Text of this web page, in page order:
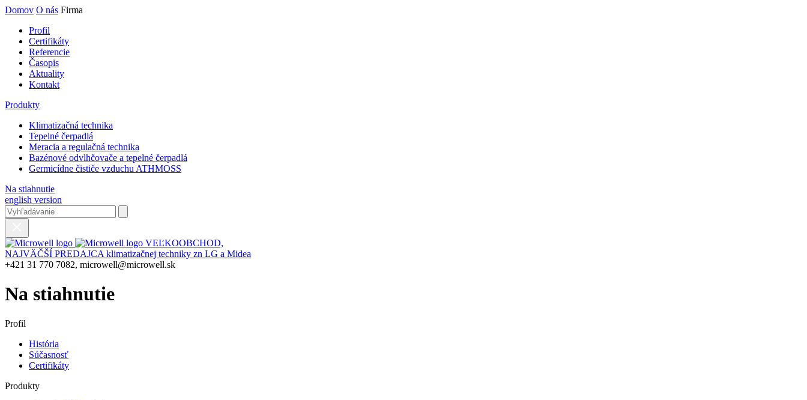
Domov O nás Firma
Profil
Certifikáty
Referencie
Časopis
Aktuality
Kontakt
Produkty
Klimatizačná technika
Tepelné čerpadlá
Meracia a regulačná technika
Bazénové odvlhčovače a tepelné čerpadlá
Germicídne čističe vzduchu ATHMOSS
Na stiahnutie
english version
VEĽKOOBCHOD,
NAJVÄČŠÍ PREDAJCA klimatizačnej techniky zn LG a Midea
+421 31 770 7082, microwell@microwell.sk
Na stiahnutie
Profil
História
Súčasnosť
Certifikáty
Produkty